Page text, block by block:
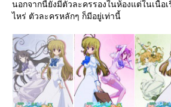
นอกจากนี้ยังมีตัวละครรองในห้องแต่ในเนื้อ
ไหร่ ตัวละครหลักๆ ก็มีอยู่เท่านี้